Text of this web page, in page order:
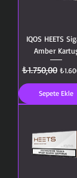
IQOS HEETS
Amber
Normal Fiyat
₺1.750,00
Sepete Ekle